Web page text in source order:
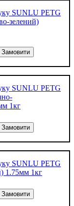
SUNLU PETG
зелений)
SUNLU PETG
1кг
SUNLU PETG
1.75мм 1кг